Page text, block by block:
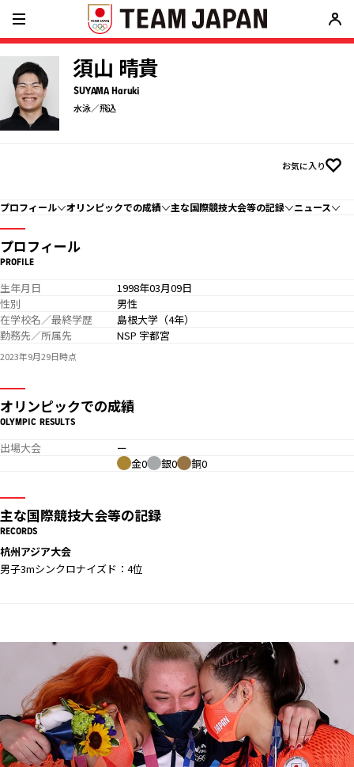
須山 晴貴
SUYAMA Haruki
水泳／飛込
お気に入り
プロフィール オリンピックでの成績 主な国際競技大会等の記録 ニュース
プロフィール
PROFILE
生年月日
1998年03月09日
性別
男性
在学校名／最終学歴
島根大学（4年）
勤務先／所属先
NSP 宇都宮
2023年9月29日時点
オリンピックでの成績
OLYMPIC RESULTS
出場大会
ー
金0
銀0 銅0
主な国際競技大会等の記録
RECORDS
杭州アジア大会
男子3mシンクロナイズド：4位